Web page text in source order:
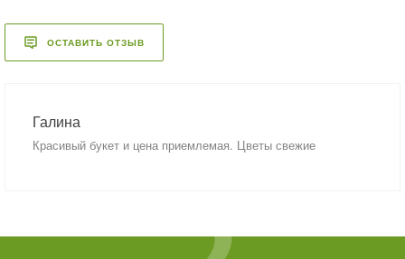
ОСТАВИТЬ ОТЗЫВ
Галина
Красивый букет и цена приемлемая. Цветы свежие